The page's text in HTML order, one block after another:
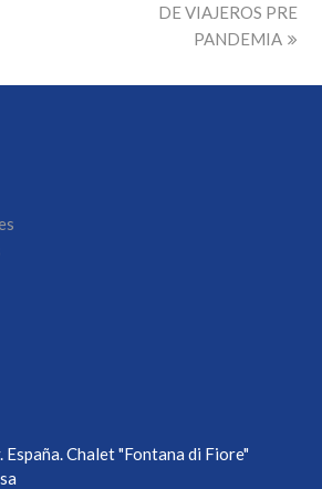
DE VIAJEROS PRE
PANDEMIA
España. Chalet "Fontana di Fiore"